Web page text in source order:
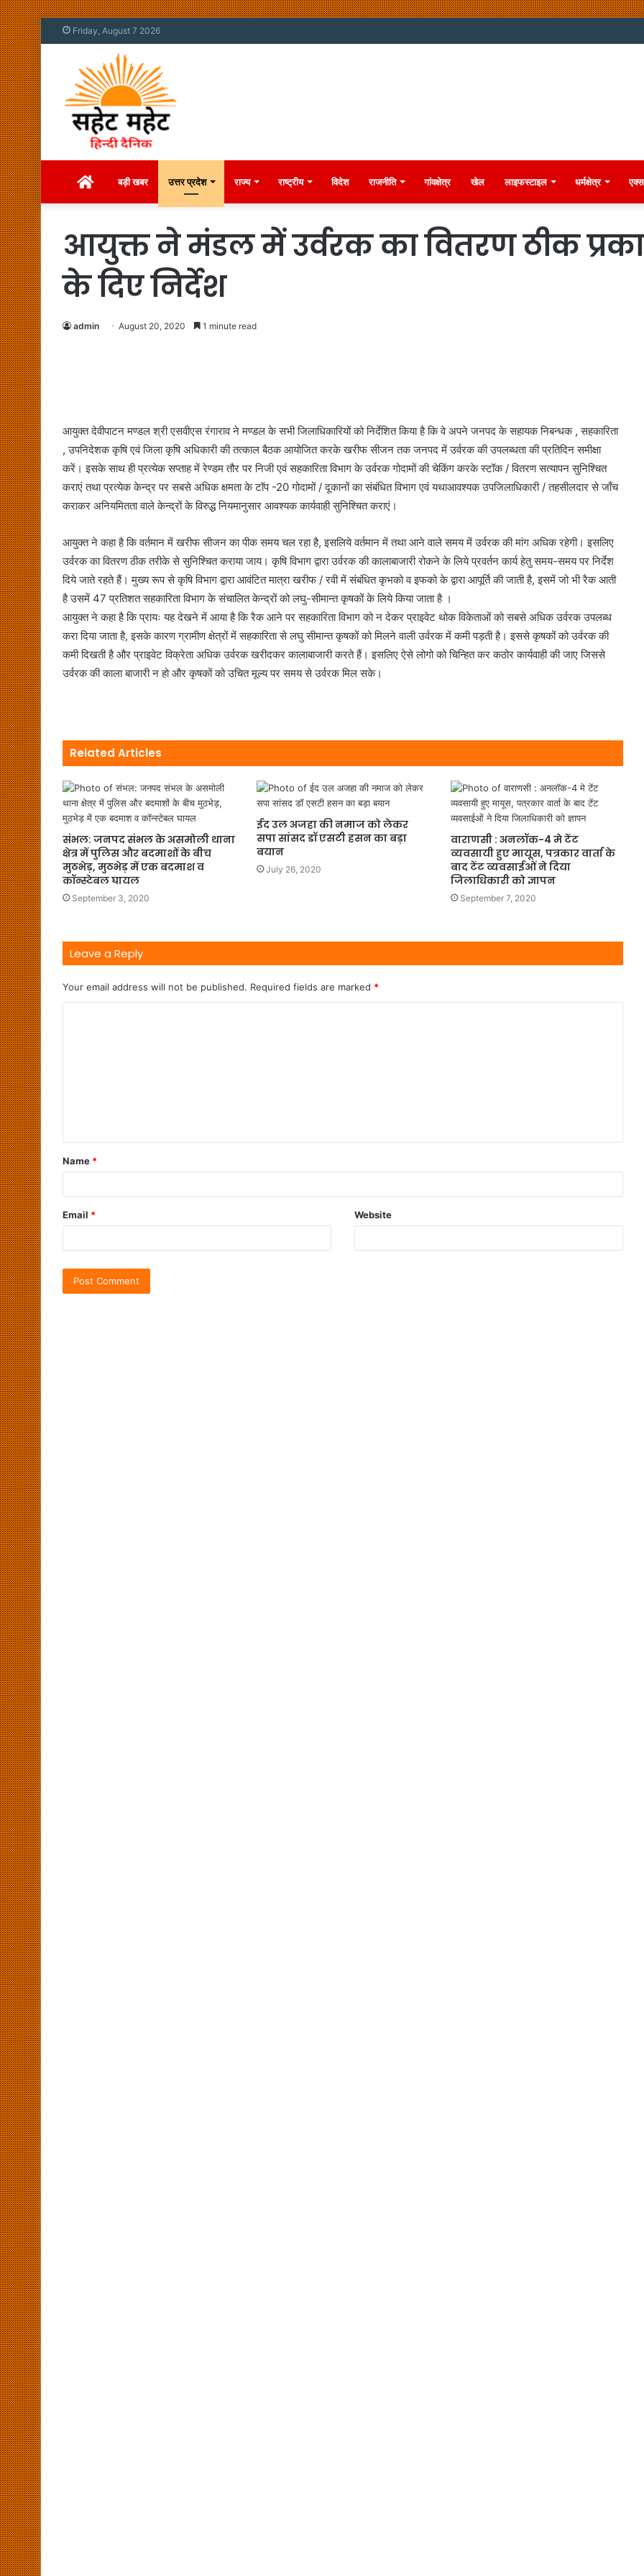
Friday, August 7 2026
Homeबड़ी खबर उत्तर प्रदेश राज्य राष्ट्रीय विदेश राजनीति गांवक्षेत्र खेल लाइफस्टाइल धर्मक्षेत्र
आयुक्त ने मंडल में उर्वरक का वितरण ठीक
के दिए निर्देश
admin August 20, 2020 1 minute read
आयुक्त देवीपाटन मण्डल श्री एसवीएस रंगाराव ने मण्डल के सभी जिलाधिकारियों को निर्देशित किया है कि वे अपने जनपद के सहायक निबन्धक , सहकारिता
, उपनिदेशक कृषि एवं जिला कृषि अधिकारी की तत्काल बैठक आयोजित करके खरीफ सीजन तक जनपद में उर्वरक की उपलब्धता की प्रतिदिन समीक्षा
करें। इसके साथ ही प्रत्येक सप्ताह में रेण्डम तौर पर निजी एवं सहकारिता विभाग के उर्वरक गोदामों की चेकिंग करके स्टॉक / वितरण सत्यापन सुनिश्चित
कराएं तथा प्रत्येक केन्द्र पर सबसे अधिक क्षमता के टॉप -20 गोदामों / दूकानों का संबंधित विभाग एवं यथाआवश्यक उपजिलाधिकारी / तहसीलदार से जाँच
कराकर अनियमितता वाले केन्द्रों के विरुद्ध नियमानुसार आवश्यक कार्यवाही सुनिश्चित कराएं।
आयुक्त ने कहा है कि वर्तमान में खरीफ सीजन का पीक समय चल रहा है, इसलिये वर्तमान में तथा आने वाले समय में उर्वरक की मांग अधिक रहेगी। इसलिए
उर्वरक का वितरण ठीक तरीके से सुनिश्चित कराया जाय। कृषि विभाग द्वारा उर्वरक की कालाबाजारी रोकने के लिये प्रवर्तन कार्य हेतु समय-समय पर निर्देश
दिये जाते रहते हैं। मुख्य रूप से कृषि विभाग द्वारा आवंटित मात्रा खरीफ / रवी में संबंधित कृभको व इफको के द्वारा आपूर्ति की जाती है, इसमें जो भी रैक आती
है उसमें 47 प्रतिशत सहकारिता विभाग के संचालित केन्द्रों को लघु-सीमान्त कृषकों के लिये किया जाता है ।
आयुक्त ने कहा है कि प्रायः यह देखने में आया है कि रैक आने पर सहकारिता विभाग को न देकर प्राइवेट थोक विकेताओं को सबसे अधिक उर्वरक उपलब्ध
करा दिया जाता है, इसके कारण ग्रामीण क्षेत्रों में सहकारिता से लघु सीमान्त कृषकों को मिलने वाली उर्वरक में कमी पड़ती है। इससे कृषकों को उर्वरक की
कमी दिखती है और प्राइवेट विक्रेता अधिक उर्वरक खरीदकर कालाबाजारी करते हैं। इसलिए ऐसे लोगो को चिन्हित कर कठोर कार्यवाही की जाए जिससे
उर्वरक की काला बाजारी न हो और कृषकों को उचित मूल्य पर समय से उर्वरक मिल सके।
Related Articles
संभल: जनपद संभल के असमोली थाना
क्षेत्र में पुलिस और बदमाशों के बीच
मुठभेड़, मुठभेड़ में एक बदमाश व
कॉन्स्टेबल घायल
September 3, 2020
ईद उल अजहा की नमाज को लेकर
सपा सांसद डॉ एसटी हसन का बड़ा
बयान
July 26, 2020
वाराणसी : अनलॉक-4 मे टेंट
व्यवसायी हुए मायूस, पत्रकार वार्ता के
बाद टेंट व्यवसाईओं ने दिया
जिलाधिकारी को ज्ञापन
September 7, 2020
Leave a Reply
Your email address will not be published. Required fields are marked *
Name *
Email * Website